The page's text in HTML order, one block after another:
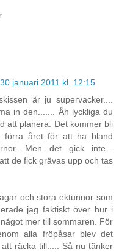
30 januari 2011 kl. 12:15
är ju supervacker....
in den....... Åh lyckliga du
att planera. Det kommer bli
förra året för att ha bland
Men det gick inte...
de fick grävas upp och tas
och stora ektunnor som
jag faktiskt över hur i
mer till sommaren. För
alla fröpåsar blev det
räcka till..... Så nu tänker